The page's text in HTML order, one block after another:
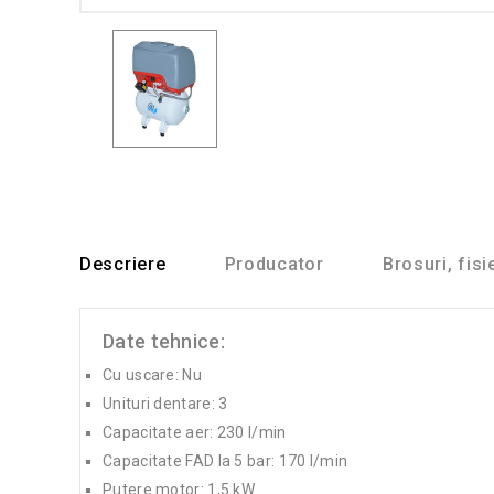
Descriere Producator Brosuri,
Date tehnice:
Cu uscare: Nu
Unituri dentare: 3
Capacitate aer: 230 l/min
Capacitate FAD la 5 bar: 170 l/min
Putere motor: 1,5 kW